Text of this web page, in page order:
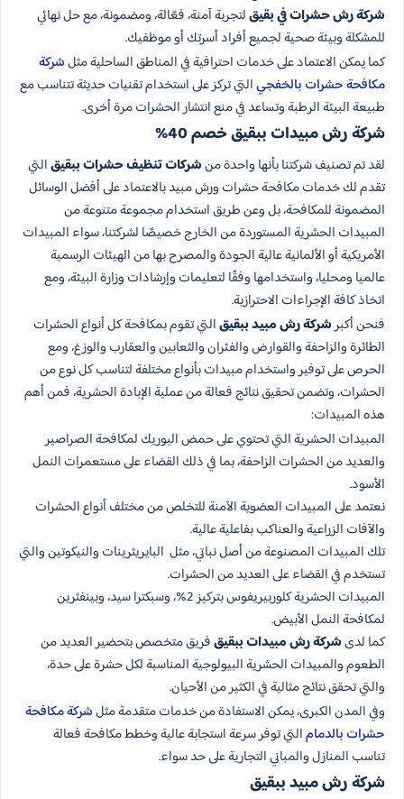
شركة رش حشرات في بقيقلتجربة آمنة، فعّالة، ومضمونة، مع حل نهائي
للمشكلة وبيئة صحية لجميع أفراد أسرتك أو موظفيك.
كما يمكن الاعتماد على خدمات احترافية في المناطق الساحلية مثلشركة
مكافحة حشرات بالخفجيالتي تركز على استخدام تقنيات حديثة تتناسب مع
طبيعة البيئة الرطبة وتساعد في منع انتشار الحشرات مرة أخرى.
شركة رش مبيدات​ ببقيق خصم 40%
لقد تم تصنيف شركتنا بأنها واحدة منشركات تنظيف حشرات​ ببقيقالتي
تقدم لك خدمات مكافحة حشرات ورش مبيد بالاعتماد على أفضل الوسائل
المضمونة للمكافحة، بل وعن طريق استخدام مجموعة متنوعة من
المبيدات الحشرية المستوردة من الخارج خصيصًا لشركتنا، سواء المبيدات
الأمريكية أو الألمانية عالية الجودة والمصرح بها من الهيئات الرسمية
عالميا ومحليا، واستخدامها وفقًا لتعليمات وإرشادات وزارة البيئة، ومع
اتخاذ كافة الإجراءات الاحترازية.
فنحن أكبرشركة رش مبيد ببقيقالتي تقوم بمكافحة كل أنواع الحشرات
الطائرة والزاحفة والقوارض والفئران والثعابين والعقارب والوزغ، ومع
الحرص على توفير واستخدام مبيدات بأنواع مختلفة لتناسب كل نوع من
الحشرات، وتضمن تحقيق نتائج فعالة من عملية الإبادة الحشرية، فمن أهم
هذه المبيدات:
المبيدات الحشرية التي تحتوي على حمض البوريك لمكافحة الصراصير
والعديد من الحشرات الزاحفة، بما في ذلك القضاء على مستعمرات النمل
الأسود.
نعتمد على المبيدات العضوية الآمنة للتخلص من مختلف أنواع الحشرات
والآفات الزراعية والعناكب بفاعلية عالية.
تلك المبيدات المصنوعة من أصل نباتي، مثل البايريثرينات والنيكوتين والتي
تستخدم في القضاء على العديد من الحشرات.
المبيدات الحشرية كلوربيريفوس بتركيز 2%، وسبكترا سيد، وبينفثرين
لمكافحة النمل الأبيض.
كما لدىشركة رش مبيدات ببقيقفريق متخصص بتحضير العديد من
الطعوم والمبيدات الحشرية البيولوجية المناسبة لكل حشرة على حدة،
والتي تحقق نتائج مثالية في الكثير من الأحيان.
وفي المدن الكبرى، يمكن الاستفادة من خدمات متقدمة مثلشركة مكافحة
حشرات بالدمامالتي توفر سرعة استجابة عالية وخطط مكافحة فعالة
تناسب المنازل والمباني التجارية على حد سواء.
شركة رش مبيد​ ببقيق